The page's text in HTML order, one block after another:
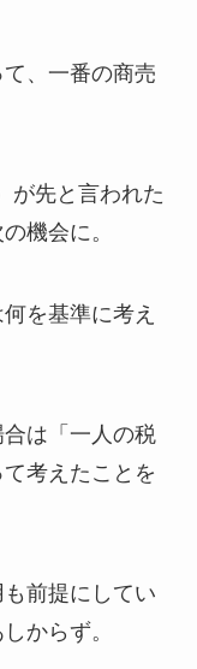
、一番の商売
が先と言われた
機会に。
を基準に考え
は「一人の税
考えたことを
前提にしてい
からず。